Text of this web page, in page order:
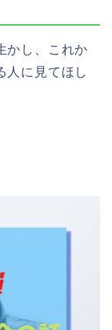
かし、これか
人に見てほし